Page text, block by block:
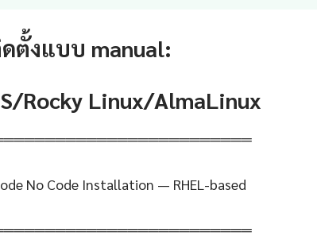
ตั้งแบบ manual:
Rocky Linux/AlmaLinux
No Code Installation — RHEL-based